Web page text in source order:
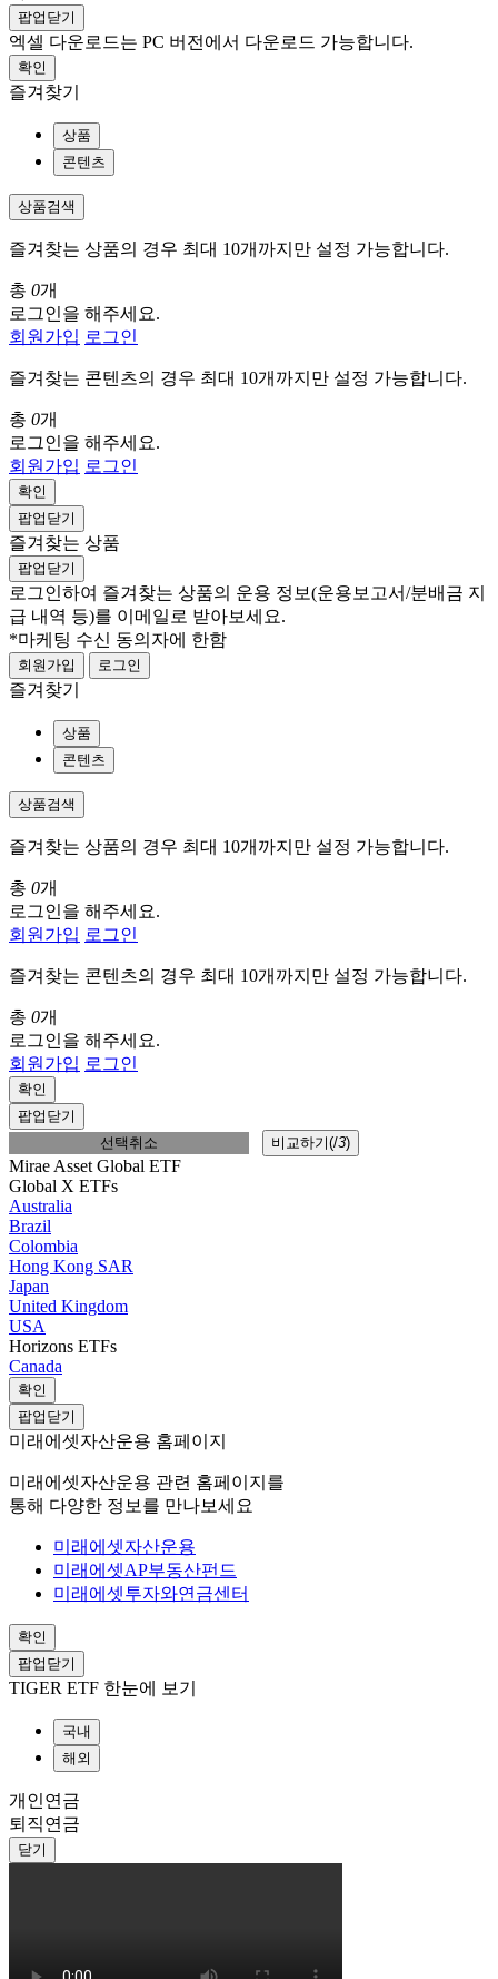
팝업닫기
엑셀 다운로드는 PC 버전에서 다운로드 가능합니다.
확인
즐겨찾기
상품
콘텐츠
상품검색
즐겨찾는 상품의 경우 최대 10개까지만 설정 가능합니다.
총 0개
로그인을 해주세요.
회원가입 로그인
즐겨찾는 콘텐츠의 경우 최대 10개까지만 설정 가능합니다.
총 0개
로그인을 해주세요.
회원가입 로그인
확인
팝업닫기
즐겨찾는 상품
팝업닫기
로그인하여 즐겨찾는 상품의 운용 정보(운용보고서/분배금 지
급 내역 등)를 이메일로 받아보세요.
*마케팅 수신 동의자에 한함
회원가입 로그인
즐겨찾기
상품
콘텐츠
상품검색
즐겨찾는 상품의 경우 최대 10개까지만 설정 가능합니다.
총 0개
로그인을 해주세요.
회원가입 로그인
즐겨찾는 콘텐츠의 경우 최대 10개까지만 설정 가능합니다.
총 0개
로그인을 해주세요.
회원가입 로그인
확인
팝업닫기
선택취소
비교하기(/3)
Mirae Asset Global ETF
Global X ETFs
Australia
Brazil
Colombia
Hong Kong SAR
Japan
United Kingdom
USA
Horizons ETFs
Canada
확인
팝업닫기
미래에셋자산운용 홈페이지
미래에셋자산운용 관련 홈페이지를
통해 다양한 정보를 만나보세요
미래에셋자산운용
미래에셋AP부동산펀드
미래에셋투자와연금센터
확인
팝업닫기
TIGER ETF 한눈에 보기
국내
해외
개인연금
퇴직연금
닫기